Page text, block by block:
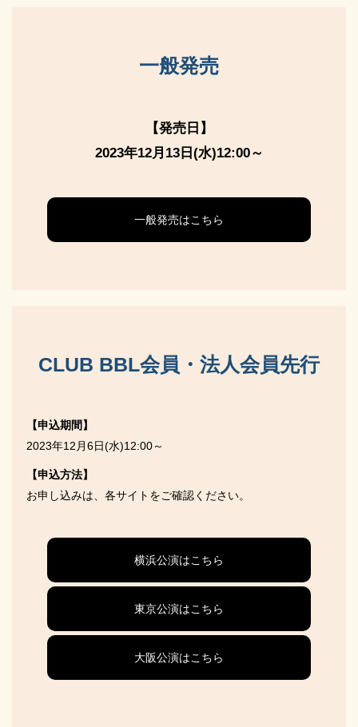
一般発売
【発売日】
2023年12月13日(水)12:00～
一般発売はこちら
CLUB BBL会員・法人会員先行
【申込期間】
2023年12月6日(水)12:00～
【申込方法】
お申し込みは、各サイトをご確認ください。
横浜公演はこちら
東京公演はこちら
大阪公演はこちら